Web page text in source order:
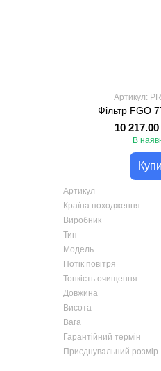
Артикул:
Фільтр FGO
10
В
Артикул
Країна походження
Виробник
Тип
Модель
Потік повітря
Тонкість очищення
Довжина
Висота
Вага
Гарантійний термін
Приєднувальний розмір